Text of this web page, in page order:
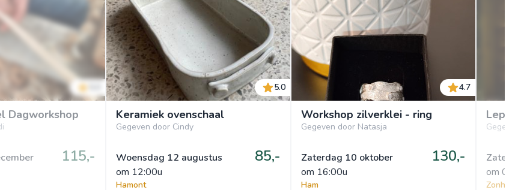
Dagworkshop
115,-
5.0
Keramiek ovenschaal
Gegeven door Cindy
Woensdag 12 augustus
om 12:00u
85,-
Hamont
4.7
Workshop zilverklei - ring
Gegeven door Natasja
Zaterdag 10 oktober
om 16:00u
130,-
Ham
Gegeven
om
Zonhoven